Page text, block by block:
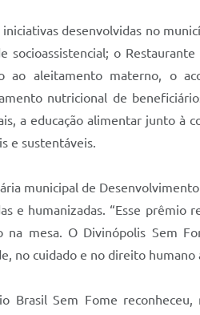
iniciativas desenvolvidas no
socioassistencial; o
ao aleitamento materno, o
nutricional de
a educação alimentar junto à
e sustentáveis.
municipal de
e humanizadas. “Esse
na mesa. O Divinópolis Sem
no cuidado e no direito humano
Brasil Sem Fome